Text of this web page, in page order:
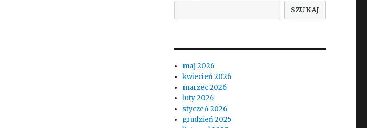
SZUKAJ
maj 2026
kwiecień 2026
marzec 2026
luty 2026
styczeń 2026
grudzień 2025